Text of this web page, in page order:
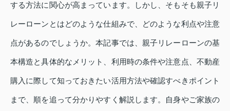
する方法に関心が高まっています。しかし、そもそも親子リ
レーローンとはどのような仕組みで、どのような利点や注意
点があるのでしょうか。本記事では、親子リレーローンの基
本構造と具体的なメリット、利用時の条件や注意点、不動産
購入に際して知っておきたい活用方法や確認すべきポイント
まで、順を追って分かりやすく解説します。自身やご家族の